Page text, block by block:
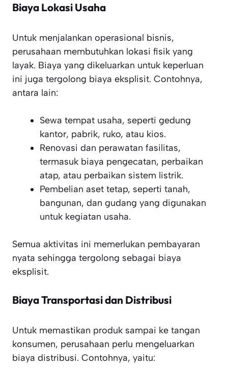
Biaya Lokasi Usaha
Untuk menjalankan operasional bisnis,
perusahaan membutuhkan lokasi fisik yang
layak. Biaya yang dikeluarkan untuk keperluan
ini juga tergolong biaya eksplisit. Contohnya,
antara lain:
Sewa tempat usaha, seperti gedung
kantor, pabrik, ruko, atau kios.
Renovasi dan perawatan fasilitas,
termasuk biaya pengecatan, perbaikan
atap, atau perbaikan sistem listrik.
Pembelian aset tetap, seperti tanah,
bangunan, dan gudang yang digunakan
untuk kegiatan usaha.
Semua aktivitas ini memerlukan pembayaran
nyata sehingga tergolong sebagai biaya
eksplisit.
Biaya Transportasi dan Distribusi
Untuk memastikan produk sampai ke tangan
konsumen, perusahaan perlu mengeluarkan
biaya distribusi. Contohnya, yaitu: